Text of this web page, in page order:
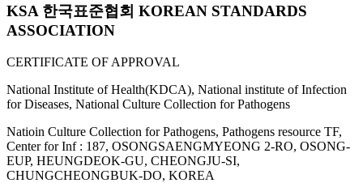
KSA 한국표준협회 KOREAN STANDARDS
ASSOCIATION
CERTIFICATE OF APPROVAL
National Institute of Health(KDCA), National institute of Infection
for Diseases, National Culture Collection for Pathogens
Natioin Culture Collection for Pathogens, Pathogens resource TF,
Center for Inf : 187, OSONGSAENGMYEONG 2-RO, OSONG-
EUP, HEUNGDEOK-GU, CHEONGJU-SI,
CHUNGCHEONGBUK-DO, KOREA